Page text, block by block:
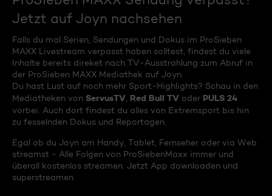
Jetzt auf Joyn nachsehen
Falls du mal Serien, Sendungen und Dokus im ProSieben
MAXX Livestream verpasst haben solltest, findest du viele
Inhalte bereits direket nach TV-Ausstrahlung zum Abruf in
der ProSieben MAXX Mediathek auf Joyn.
Du hast Lust auf noch mehr Sport-Highlights? Schau in den
Mediatheken von ServusTV Red Bull TV oder PULS 24
vorbei. Auch dort findest du alles von Extremsport bis hin
zu fesselnden Dokus und Reportagen.
Egal ob du Joyn am Handy, Tablet, Fernseher oder via Web
streamst - Alle Folgen von ProSiebenMaxx immer und
überall kostenlos streamen. Jetzt App downloaden und
superstreamen.